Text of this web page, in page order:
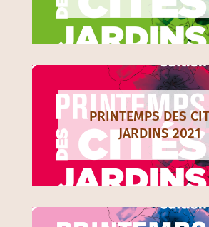
PRINTEMPS DES
JARDINS 2021